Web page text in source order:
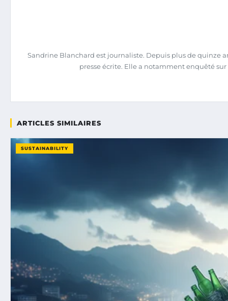
Sandrine Blanchard est journaliste. Depuis plus de quinze
presse écrite. Elle a notamment enquêté
ARTICLES SIMILAIRES
SUSTAINABILITY